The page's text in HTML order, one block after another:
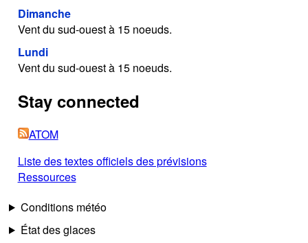
Dimanche
Vent du sud-ouest à 15 noeuds.
Lundi
Vent du sud-ouest à 15 noeuds.
Stay connected
ATOM
Liste des textes officiels des prévisions
Ressources
Conditions météo
État des glaces